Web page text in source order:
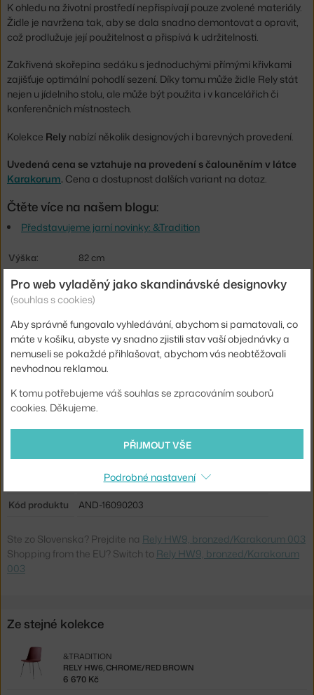
K ohledu na životní prostředí nepřispívají pouze zvolené materiály.
Židle je navržena tak, aby se dala snadno demontovat a opravit,
což prodlužuje její použitelnost a přispívá k udržitelnosti.
Zakřivená skořepina sedáku s jednoduchými přímými křivkami
zajišťuje optimální pohodlí sezení. Díky tomu může židle Rely stát
nejen u jídelního stolu, ale může být použita i v kancelářích či
konferenčních místnostech.
Kolekce Rely nabízí několik designových i barevných provedení.
Uvedená cena se vztahuje na provedení s čalouněním v látce
Karakorum. Cena a dostupnost dalších variant na dotaz.
Čtěte více na našem blogu:
Představujeme jarní novinky: &Tradition
Výška:
82 cm
Výška sedáku: 48 cm
Hloubka:
55 cm
Šířka:
47 cm
Hmotnost:
6,8 kg
Područky:
bez područek
Barva:
béžová
Materiál:
textilní potah, plast, práškově lakovaná ocel
Podnož:
kov
Jídelní židle
Kód produktu
AND-16090203
Ste zo Slovenska? Prejdite na Rely HW9, bronzed/Karakorum 003
Shopping from the EU? Switch to Rely HW9, bronzed/Karakorum
003
Ze stejné kolekce
RELY HW6, CHROME/RED BROWN
&TRADITION
6 670 Kč
Pro web vyladěný jako skandinávské designovky
(souhlas s cookies)
Aby správně fungovalo vyhledávání, abychom si pamatovali, co
máte v košíku, abyste vy snadno zjistili stav vaší objednávky a
nemuseli se pokaždé přihlašovat, abychom vás neobtěžovali
nevhodnou reklamou.
K tomu potřebujeme váš souhlas se zpracováním souborů
cookies. Děkujeme.
PŘIJMOUT VŠE
Podrobné nastavení